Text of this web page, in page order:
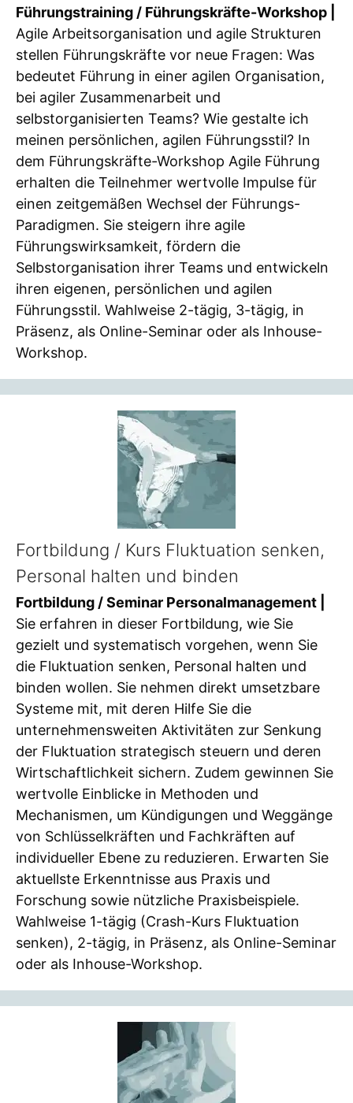
Führungstraining / Führungskräfte-Workshop |
Agile Arbeitsorganisation und agile Strukturen
stellen Führungskräfte vor neue Fragen: Was
bedeutet Führung in einer agilen Organisation,
bei agiler Zusammenarbeit und
selbstorganisierten Teams? Wie gestalte ich
meinen persönlichen, agilen Führungsstil? In
dem Führungskräfte-Workshop Agile Führung
erhalten die Teilnehmer wertvolle Impulse für
einen zeitgemäßen Wechsel der Führungs-
Paradigmen. Sie steigern ihre agile
Führungswirksamkeit, fördern die
Selbstorganisation ihrer Teams und entwickeln
ihren eigenen, persönlichen und agilen
Führungsstil. Wahlweise 2-tägig, 3-tägig, in
Präsenz, als Online-Seminar oder als Inhouse-
Workshop.
Fortbildung / Kurs Fluktuation senken,
Personal halten und binden
Fortbildung / Seminar Personalmanagement |
Sie erfahren in dieser Fortbildung, wie Sie
gezielt und systematisch vorgehen, wenn Sie
die Fluktuation senken, Personal halten und
binden wollen. Sie nehmen direkt umsetzbare
Systeme mit, mit deren Hilfe Sie die
unternehmensweiten Aktivitäten zur Senkung
der Fluktuation strategisch steuern und deren
Wirtschaftlichkeit sichern. Zudem gewinnen Sie
wertvolle Einblicke in Methoden und
Mechanismen, um Kündigungen und Weggänge
von Schlüsselkräften und Fachkräften auf
individueller Ebene zu reduzieren. Erwarten Sie
aktuellste Erkenntnisse aus Praxis und
Forschung sowie nützliche Praxisbeispiele.
Wahlweise 1-tägig (Crash-Kurs Fluktuation
senken), 2-tägig, in Präsenz, als Online-Seminar
oder als Inhouse-Workshop.